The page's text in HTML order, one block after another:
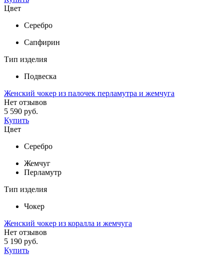
Цвет
Серебро
Сапфирин
Тип изделия
Подвеска
Женский чокер из палочек перламутра и жемчуга
Нет отзывов
5 590 руб.
Купить
Цвет
Серебро
Жемчуг
Перламутр
Тип изделия
Чокер
Женский чокер из коралла и жемчуга
Нет отзывов
5 190 руб.
Купить